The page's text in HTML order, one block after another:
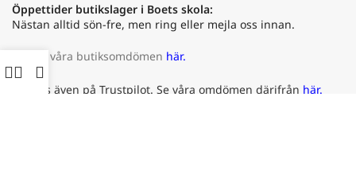
Öppettider butikslager i Boets skola:
Nästan alltid sön-fre, men ring eller mejla oss innan.
Se alla våra butiksomdömen här.
Vi finns även på Trustpilot. Se våra omdömen därifrån här.